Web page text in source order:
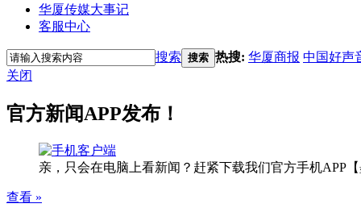
华厦传媒大事记
客服中心
搜索 搜索 热搜: 华厦商报 中国好声
关闭
官方新闻APP发布！
亲，只会在电脑上看新闻？赶紧下载我们官方手机APP
查看 »